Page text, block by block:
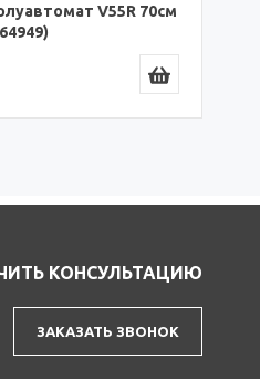
КОНСУЛЬТАЦИЮ
ЗАКАЗАТЬ ЗВОНОК